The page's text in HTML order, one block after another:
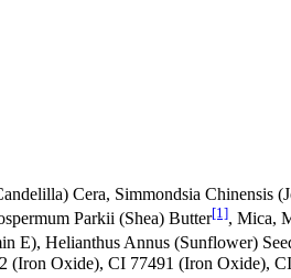
Cera, Simmondsia Chinensis
Parkii (Shea) Butter[1], Mica,
E), Helianthus Annus (Sunflower)
Oxide), CI 77491 (Iron Oxide),